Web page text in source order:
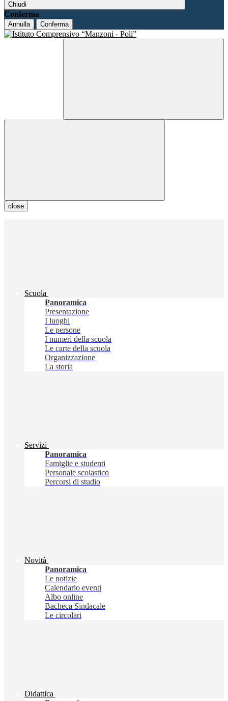
Chiudi
Conferma
Annulla Conferma
close
Scuola
Panoramica
Presentazione
I luoghi
Le persone
I numeri della scuola
Le carte della scuola
Organizzazione
La storia
Servizi
Panoramica
Famiglie e studenti
Personale scolastico
Percorsi di studio
Novità
Panoramica
Le notizie
Calendario eventi
Albo online
Bacheca Sindacale
Le circolari
Didattica